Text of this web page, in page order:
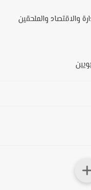
والملحقين